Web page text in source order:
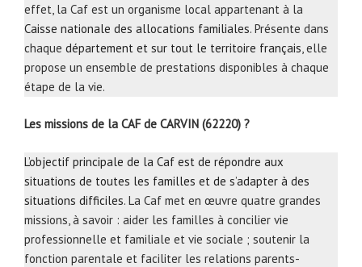
effet, la Caf est un organisme local appartenant à la
Caisse nationale des allocations familiales. Présente dans
chaque département et sur tout le territoire français, elle
propose un ensemble de prestations disponibles à chaque
étape de la vie.
Les missions de la CAF de CARVIN (62220) ?
L’objectif principale de la Caf est de répondre aux
situations de toutes les familles et de s’adapter à des
situations difficiles. La Caf met en œuvre quatre grandes
missions, à savoir : aider les familles à concilier vie
professionnelle et familiale et vie sociale ; soutenir la
fonction parentale et faciliter les relations parents-